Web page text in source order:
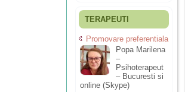
TERAPEUTI
Promovare preferentiala
Popa Marilena
–
Psihoterapeut
– Bucuresti si
online (Skype)